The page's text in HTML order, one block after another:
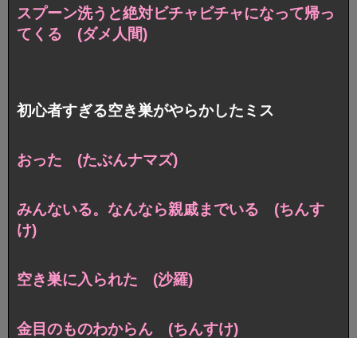
スプーン洗うと絶対ビチャビチャになって帰っ
てくる (ダメ人間)
初心者すぎる空き巣がやらかしたミス
おった (たぶんナマズ)
みんないる。なんなら親戚までいる (ちんす
け)
空き巣に入られた (沙羅)
金目のものわからん (ちんすけ)